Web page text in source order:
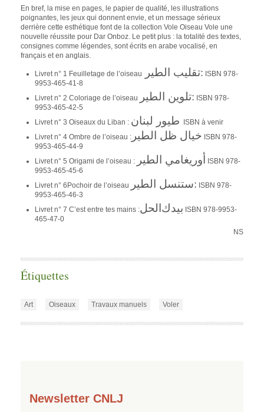
En bref, la mise en pages, le papier de qualité, les illustrations
poignantes, les jeux qui donnent envie, et un message sérieux
derrière cette esthétique font de la collection Vole Oiseau Vole une
nouvelle réussite pour Dar Onboz. Le petit plus : la totalité des textes,
consignes comme légendes, sont écrits en arabe vocalisé, en
français et en anglais.
Livret n° 1 Feuilletage de l’oiseau تقليب الطير: ISBN 978-
9953-465-41-8
Livret n° 2 Coloriage de l’oiseau
تلوين الطير: ISBN 978-
9953-465-42-5
Livret n° 3 Oiseaux du Liban : طيور لبنان ISBN à venir
Livret n° 4 Ombre de l’oiseau : خيال ظل الطير ISBN 978-
9953-465-44-9
Livret n° 5 Origami de l’oiseau :
أوريغامي الطير ISBN 978-
9953-465-45-6
Livret n° 6Pochoir de l’oiseau
ستنسل الطير: ISBN 978-
9953-465-46-3
Livret n° 7 C’est entre tes mains :الحلبيدك ISBN 978-9953-
465-47-0
NS
Étiquettes
Art Oiseaux Travaux manuels Voler
Newsletter CNLJ